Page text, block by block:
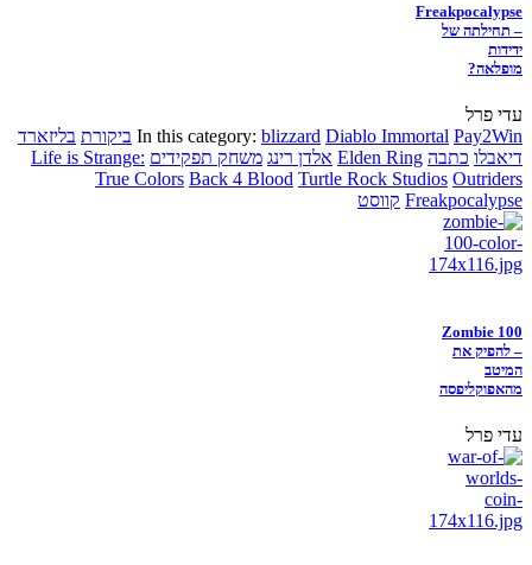
Freakpocalypse
– תחילתה של
ידידות
מופלאה?
עדי פרל
In this category: blizzard Diablo Immortal Pay2Win ביקורת בליזארד
דיאבלו כתבה Elden Ring אלדן רינג משחק תפקידים Life is Strange:
True Colors Back 4 Blood Turtle Rock Studios Outriders
Freakpocalypse קווסט
Zombie 100
– להפיק את
המיטב
מהאפוקליפסה
עדי פרל